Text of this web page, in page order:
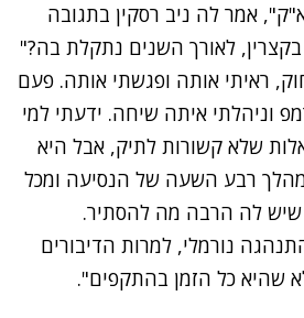
אמר לה ניב רסקין בתגובה
לאורך השנים נתקלת בה?"
ראיתי אותה ופגשתי אותה. פעם
וניהלתי איתה שיחה. ידעתי למי
שלא קשורות לתיק, אבל היא
רבע השעה של הנסיעה ומכל
לה הרבה מה להסתיר.
נורמלי, למרות הדיבורים
שהיא כל הזמן בהתקפים".